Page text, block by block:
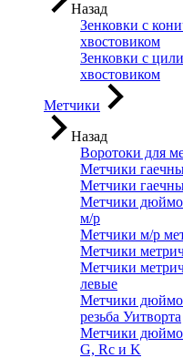
Назад
Зенковки с
хвостовиком
Зенковки с
хвостовиком
Метчики
Назад
Воротоки для
Метчики
Метчики
Метчики
м/р
Метчики м/р
Метчики
Метчики
левые
Метчики
резьба Уитворта
Метчики
G, Rc и K